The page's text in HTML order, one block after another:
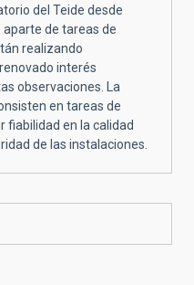
del Teide desde
aparte de tareas de
realizando
interés
observaciones. La
en tareas de
fiabilidad en la calidad
de las instalaciones.